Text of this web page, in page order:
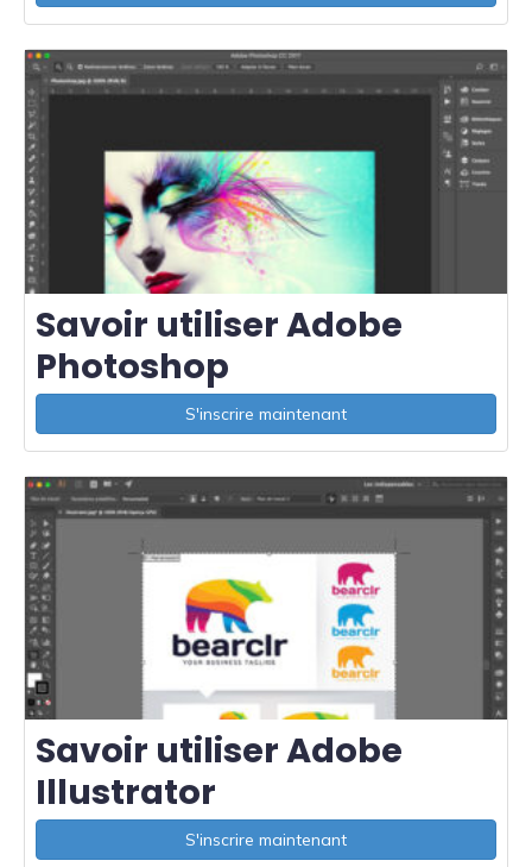
Savoir utiliser Adobe
Photoshop
S'inscrire maintenant
Savoir utiliser Adobe
Illustrator
S'inscrire maintenant